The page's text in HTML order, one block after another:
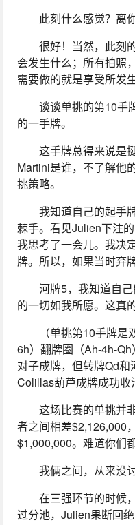
此刻什么感觉？离
很好！当然，此刻
会发生什么；所有拍照
需要做的就是享受所发
谈谈单挑的第10手
的一手牌。
这手牌总得来说是
Martini是谁，不了解他
挑策略。
我知道自己的起手
棘手。看见Julien下注
我思考了一会儿。我决
牌。所以，如果当时弃
河牌5，我知道自
的一切如我所愿。这真
（单挑第10手牌
6h）翻牌圈（Ah-4h-Qh
对子成牌，但转牌Qd和
Colillas葫芦成牌成功收
这场比赛的单挑并
者之间相差$2,126,000
$1,000,000。难道你们
我俩之间，从来没
在三强环节的时候
过分池，Julien果断回